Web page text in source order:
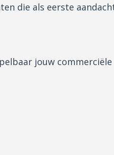
die als eerste
jouw commerciële